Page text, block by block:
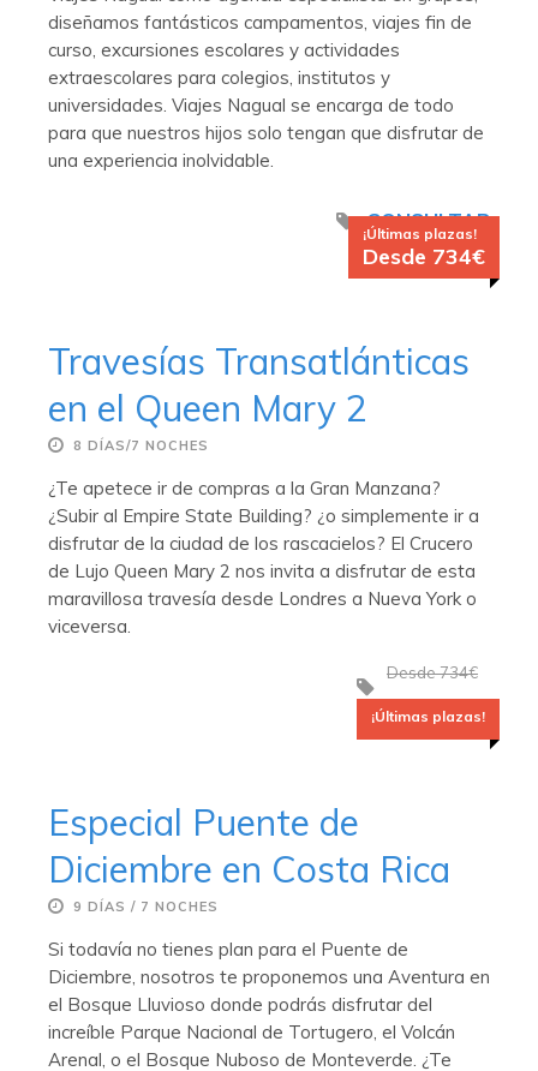
diseñamos fantásticos campamentos, viajes fin de
curso, excursiones escolares y actividades
extraescolares para colegios, institutos y
universidades. Viajes Nagual se encarga de todo
para que nuestros hijos solo tengan que disfrutar de
una experiencia inolvidable.
CONSULTAR
¡Últimas plazas!
Desde 734€
Travesías Transatlánticas
en el Queen Mary 2
8 DÍAS/7 NOCHES
¿Te apetece ir de compras a la Gran Manzana?
¿Subir al Empire State Building? ¿o simplemente ir a
disfrutar de la ciudad de los rascacielos? El Crucero
de Lujo Queen Mary 2 nos invita a disfrutar de esta
maravillosa travesía desde Londres a Nueva York o
viceversa.
Desde 734€
¡Últimas plazas!
Especial Puente de
Diciembre en Costa Rica
9 DÍAS / 7 NOCHES
Si todavía no tienes plan para el Puente de
Diciembre, nosotros te proponemos una Aventura en
el Bosque Lluvioso donde podrás disfrutar del
increíble Parque Nacional de Tortugero, el Volcán
Arenal, o el Bosque Nuboso de Monteverde. ¿Te